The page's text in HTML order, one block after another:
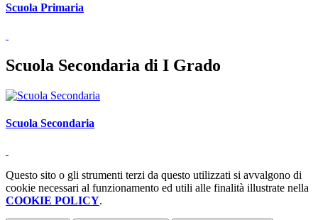
Scuola Primaria
Scuola Secondaria di I Grado
Scuola Secondaria
Questo sito o gli strumenti terzi da questo utilizzati si avvalgono di
cookie necessari al funzionamento ed utili alle finalità illustrate nella
COOKIE POLICY.